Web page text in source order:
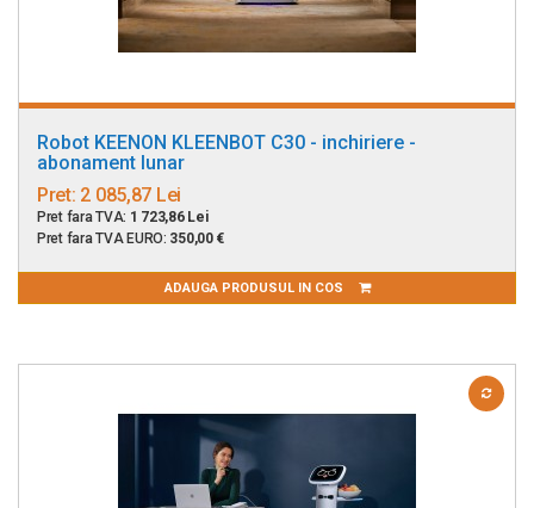
Robot KEENON KLEENBOT C30 - inchiriere -
abonament lunar
Pret: 2 085,87 Lei
Pret fara TVA: 1 723,86 Lei
Pret fara TVA EURO: 350,00 €
ADAUGA PRODUSUL IN COS